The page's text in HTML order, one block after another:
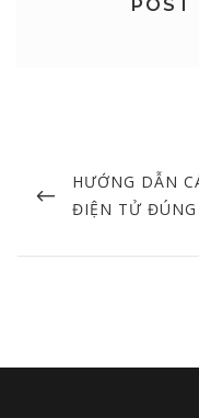
POST
navigation
PREVIOUS
POST
HƯỚNG DẪN
ĐIỆN TỬ ĐÚNG